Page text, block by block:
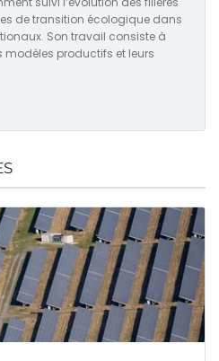
de transition écologique dans
Son travail consiste à
productifs et leurs